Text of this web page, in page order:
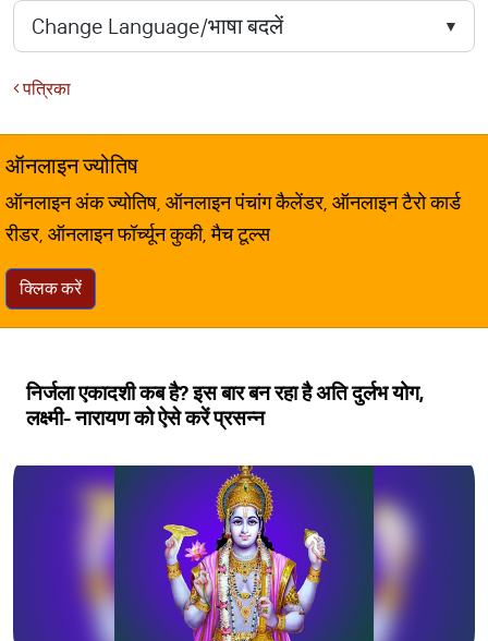
पत्रिका
ऑनलाइन ज्योतिष
ऑनलाइन अंक ज्योतिष, ऑनलाइन पंचांग कैलेंडर, ऑनलाइन टैरो कार्ड
रीडर, ऑनलाइन फॉर्च्यून कुकी, मैच टूल्स
क्लिक करें
निर्जला एकादशी कब है? इस बार बन रहा है अति दुर्लभ योग,
लक्ष्मी- नारायण को ऐसे करें प्रसन्न